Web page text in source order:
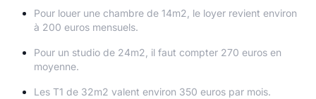
Pour louer une chambre de 14m2, le loyer revient environ
à 200 euros mensuels.
Pour un studio de 24m2, il faut compter 270 euros en
moyenne.
Les T1 de 32m2 valent environ 350 euros par mois.